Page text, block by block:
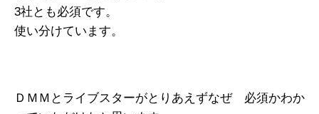
3社とも必須です。
使い分けています。
ＤＭＭとライブスターがとりあえずなぜ 必須かわか